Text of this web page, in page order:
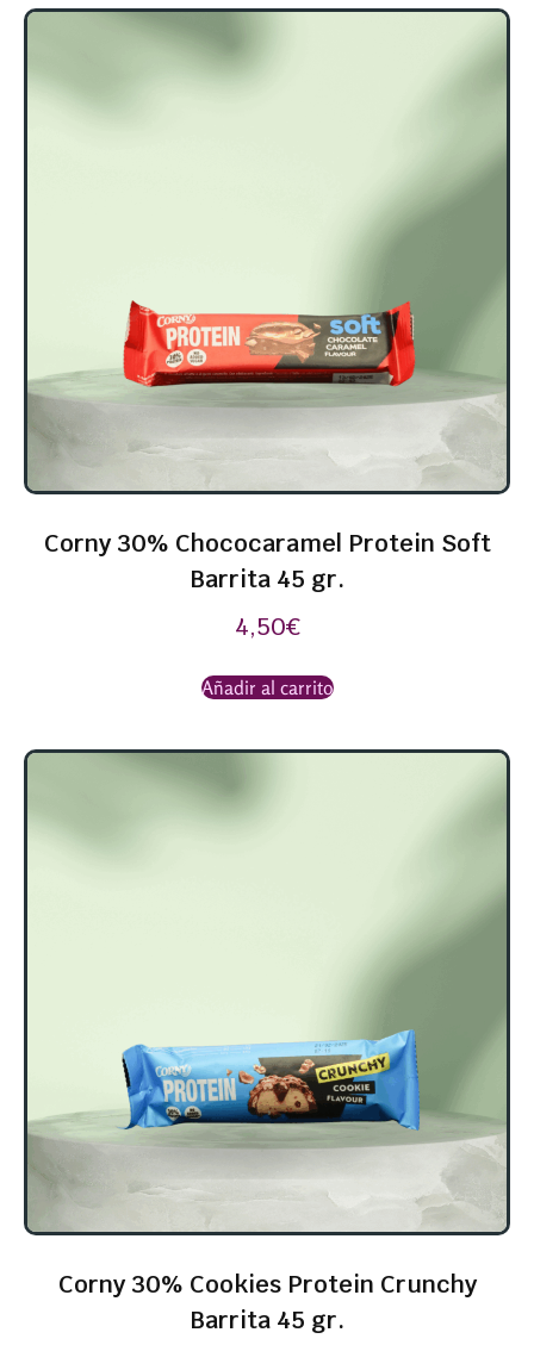
Corny 30% Chococaramel Protein Soft
Barrita 45 gr.
4,50€
Añadir al carrito
Corny 30% Cookies Protein Crunchy
Barrita 45 gr.